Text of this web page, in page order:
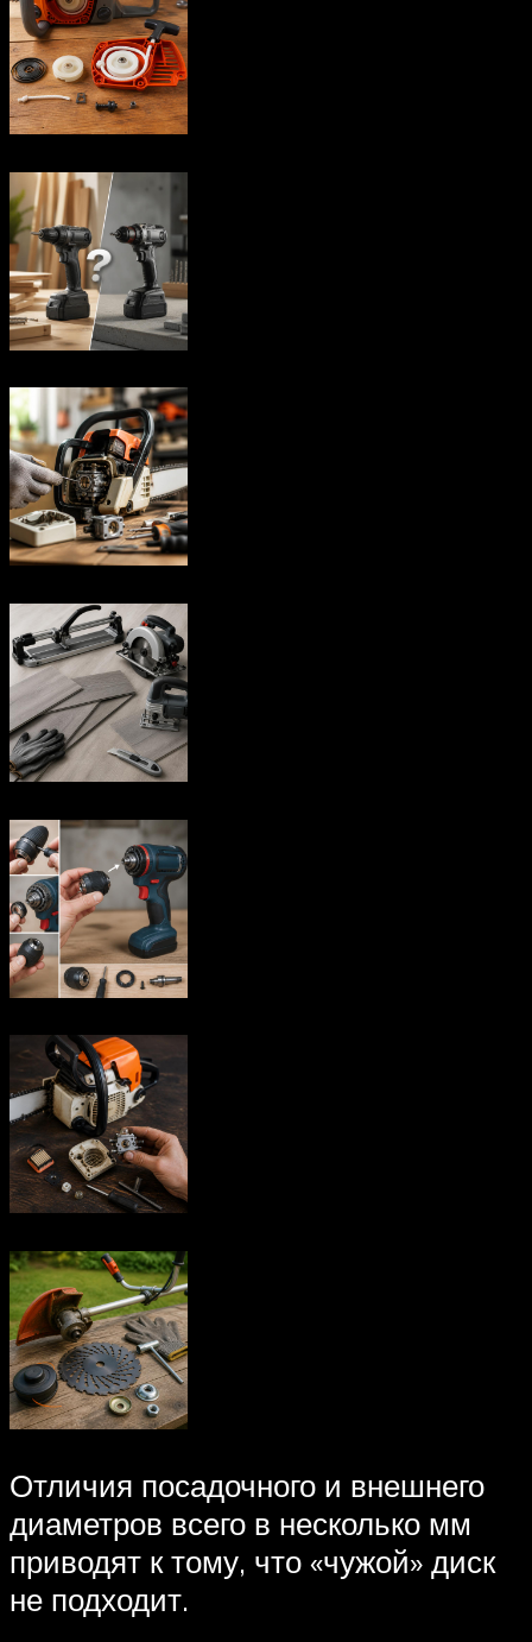
Отличия посадочного и внешнего
диаметров всего в несколько мм
приводят к тому, что «чужой» диск
не подходит.